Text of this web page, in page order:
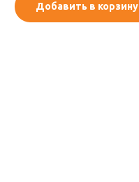
Добавить в корзину